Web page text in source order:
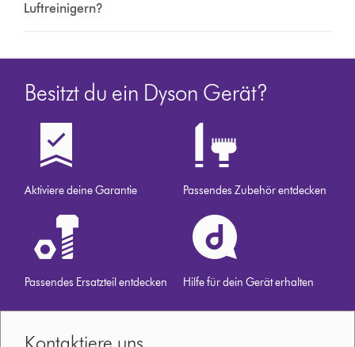
Luftreinigern?
Besitzt du ein Dyson Gerät?
Aktiviere deine Garantie Passendes Zubehör entdecken
Passendes Ersatzteil entdecken Hilfe für dein Gerät erhalten